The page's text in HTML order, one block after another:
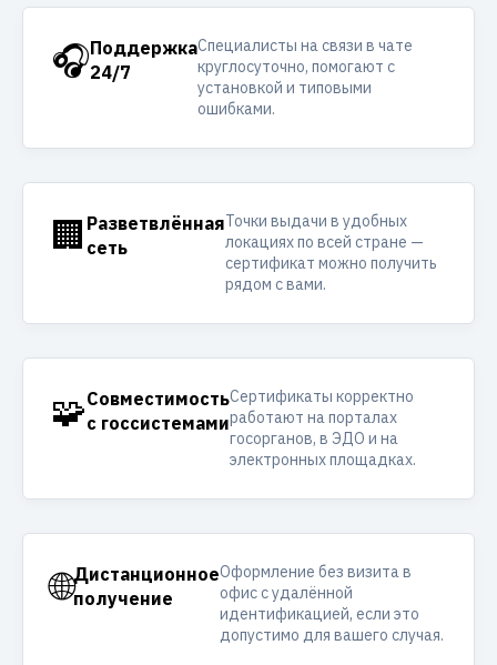
🎧Поддержка
24/7
Специалисты на связи в чате
круглосуточно, помогают с
установкой и типовыми
ошибками.
🏢 Разветвлённая
сеть
Точки выдачи в удобных
локациях по всей стране —
сертификат можно получить
рядом с вами.
🧩Совместимость
с госсистемами
Сертификаты корректно
работают на порталах
госорганов, в ЭДО и на
электронных площадках.
🌐Дистанционное
получение
Оформление без визита в
офис с удалённой
идентификацией, если это
допустимо для вашего случая.